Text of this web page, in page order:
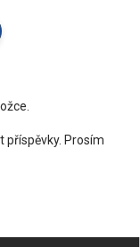
příspěvky. Prosím